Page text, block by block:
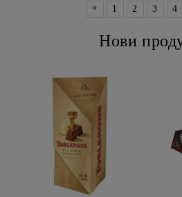
«
1 2 3 4
Нови